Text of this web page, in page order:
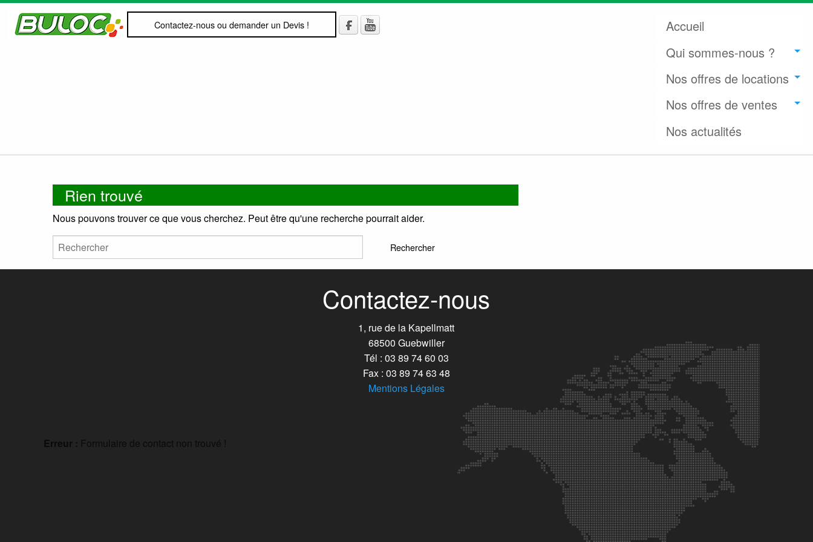
Contactez-nous ou demander un Devis !
Accueil
Qui sommes-nous ?
Nos offres de locations
Nos offres de ventes
Nos actualités
Rien trouvé
Nous pouvons trouver ce que vous cherchez. Peut être qu'une recherche pourrait aider.
Contactez-nous
1, rue de la Kapellmatt
68500 Guebwiller
Tél : 03 89 74 60 03
Fax : 03 89 74 63 48
Mentions Légales
Erreur : Formulaire de contact non trouvé !